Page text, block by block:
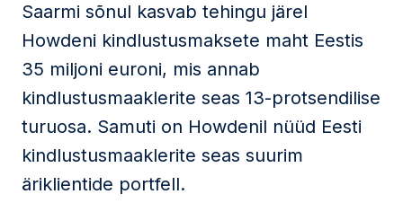
Saarmi sõnul kasvab tehingu järel
Howdeni kindlustusmaksete maht Eestis
35 miljoni euroni, mis annab
kindlustusmaaklerite seas 13-protsendilise
turuosa. Samuti on Howdenil nüüd Eesti
kindlustusmaaklerite seas suurim
äriklientide portfell.